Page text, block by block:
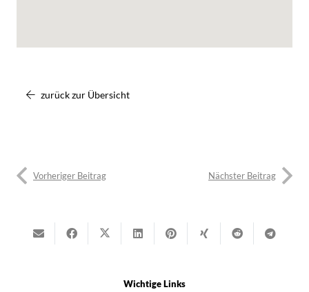
zurück zur Übersicht
Vorheriger Beitrag Nächster Beitrag
Wichtige Links